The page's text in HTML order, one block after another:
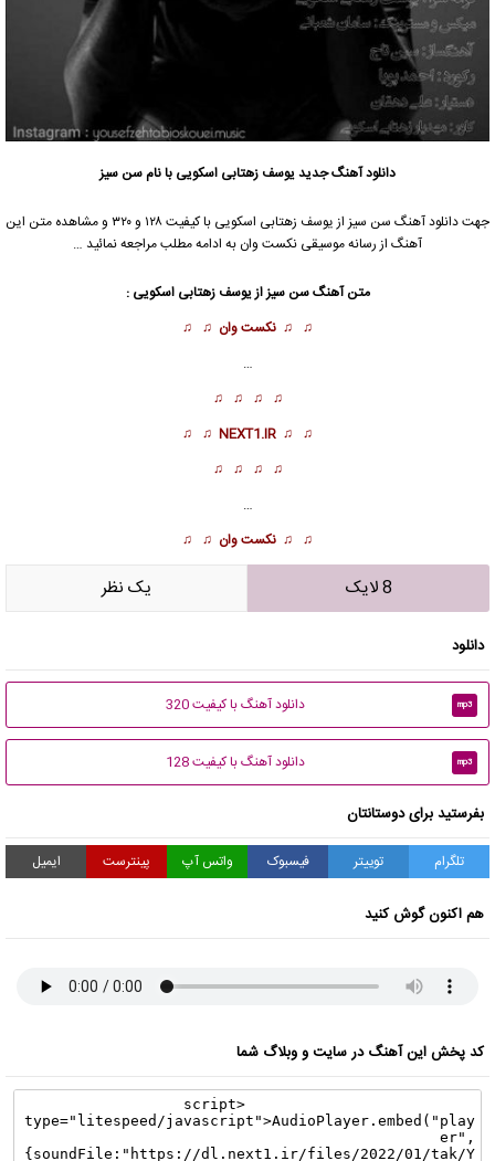
دانلود آهنگ جدیدیوسف زهتابی اسکویی با نام سن سیز
جهت دانلود آهنگ سن سیز از یوسف زهتابی اسکویی
با کیفیت ۱۲۸ و ۳۲۰ و مشاهده متن این
آهنگ از رسانه موسیقی نکست وان به ادامه مطلب مراجعه نمائید …
متن آهنگ سن سیز ازیوسف زهتابی اسکویی :
♫ ♫ نکست وان ♫ ♫
…
♫ ♫ ♫ ♫
♫ ♫
NEXT1.IR
♫ ♫
♫ ♫ ♫ ♫
…
♫ ♫ نکست وان ♫ ♫
8 لایک يک نظر
دانلود
mp3 دانلود آهنگ با کیفیت 320
mp3 دانلود آهنگ با کیفیت 128
بفرستید برای دوستانتان
تلگرام توییتر فیسبوک واتس آپ پینترست ایمیل
هم اکنون گوش کنید
کد پخش این آهنگ در سایت و وبلاگ شما